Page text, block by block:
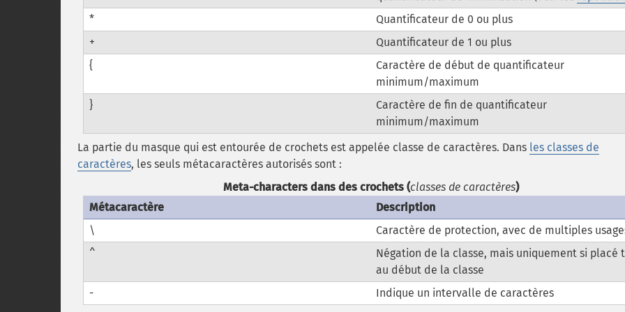
*
Quantificateur de 0 ou plus
+
Quantificateur de 1 ou plus
{
Caractère de début de quantificateur
minimum/maximum
}
Caractère de fin de quantificateur
minimum/maximum
La partie du masque qui est entourée de crochets est appelée classe de caractères. Dans les classes de
caractères, les seuls métacaractères autorisés sont :
Meta-characters dans des crochets (classes de caractères)
Métacaractère
Description
\
Caractère de protection, avec de multiples
^
Négation de la classe, mais uniquement si placé
au début de la classe
-
Indique un intervalle de caractères